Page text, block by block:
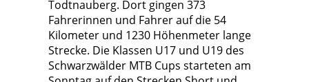
Todtnauberg. Dort gingen 373
Fahrerinnen und Fahrer auf die 54
Kilometer und 1230 Höhenmeter lange
Strecke. Die Klassen U17 und U19 des
Schwarzwälder MTB Cups starteten am